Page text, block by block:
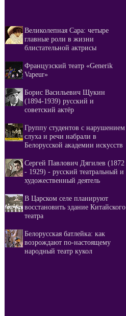
Великолепная Сара: четыре
главные роли в жизни
блистательной актрисы
Французский театр «Generik
Vapeur»
Борис Васильевич Щукин
(1894-1939) русский и
советский актёр
Группу студентов с нарушением
слуха и речи набрали в
Белорусской академии искусств
Сергей Павлович Дягилев (1872
- 1929) - русский театральный и
художественный деятель
В Царском селе планируют
восстановить здание Китайского
театра
Белорусская батлейка: как
возрождают по-настоящему
народный театр кукол